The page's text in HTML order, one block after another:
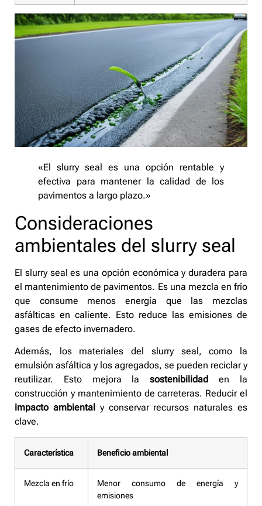
«El slurry seal es una opción rentable y
efectiva para mantener la calidad de los
pavimentos a largo plazo.»
Consideraciones
ambientales del slurry seal
El slurry seal es una opción económica y duradera para
el mantenimiento de pavimentos. Es una mezcla en frío
que consume menos energía que las mezclas
asfálticas en caliente. Esto reduce las emisiones de
gases de efecto invernadero.
Además, los materiales del slurry seal, como la
emulsión asfáltica y los agregados, se pueden reciclar y
reutilizar. Esto mejora lasostenibilidad en la
construcción y mantenimiento de carreteras. Reducir el
impacto ambientaly conservar recursos naturales es
clave.
Característica Beneficio ambiental
Mezcla en frío
Menor consumo de energía y
emisiones